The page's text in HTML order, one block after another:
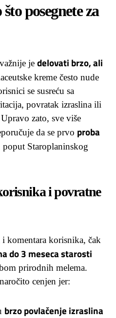
posegnete za
je delovati brzo, ali
kreme često nude
se susreću sa
povratak izraslina ili
zato, sve više
da se prvo proba
poput Staroplaninskog
i povratne
komentara korisnika, čak
do 3 meseca starosti
prirodnih melema.
cenjen jer:
brzo povlačenje izraslina